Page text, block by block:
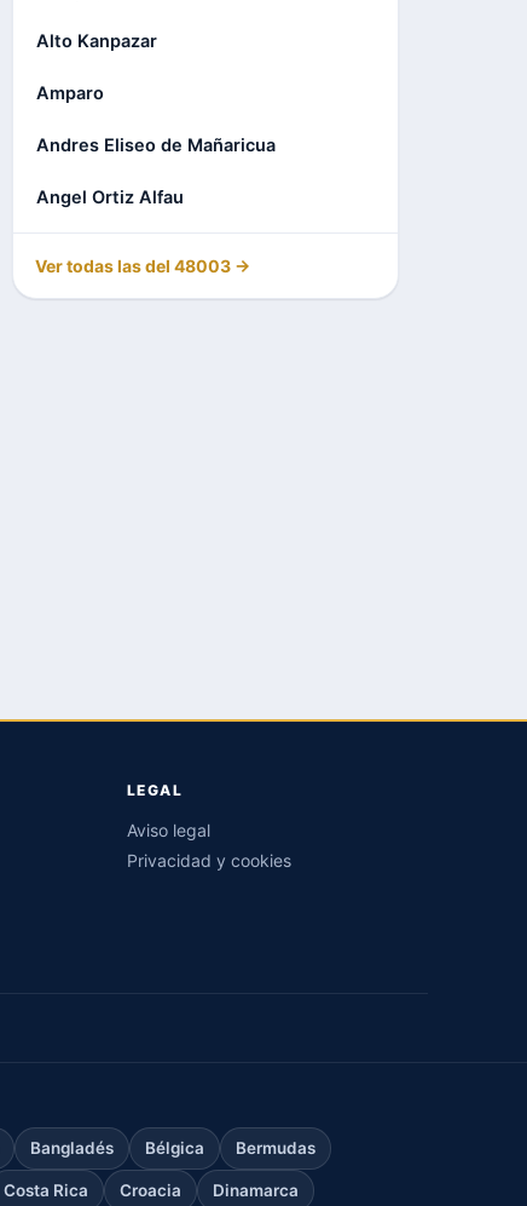
Alto Kanpazar
Amparo
Andres Eliseo de Mañaricua
Angel Ortiz Alfau
Ver todas las del 48003 →
LEGAL
Aviso legal
Privacidad y cookies
Bangladés Bélgica Bermudas
Costa Rica Croacia Dinamarca